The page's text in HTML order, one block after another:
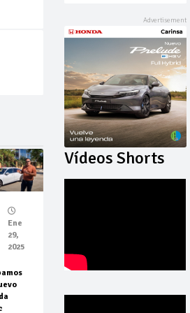
Ene
29,
2025
Vídeos Shorts